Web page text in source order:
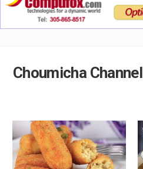
Choumicha Channel